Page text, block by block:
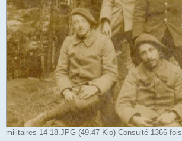
militaires 14 18.JPG (49.47 Kio) Consulté 1366 fois